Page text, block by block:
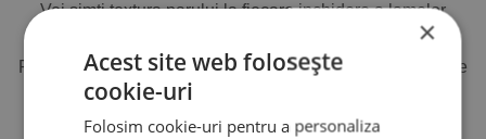
Vei simti textura parului la fiecare inchidere a lamelor
Poti alege sa cumperi foarfeca individual sau sub forma de
Setul include si foarfeca de filat din aceeasi gama de top.
×
Acest site web folosește
cookie-uri
Folosim cookie-uri pentru a personaliza